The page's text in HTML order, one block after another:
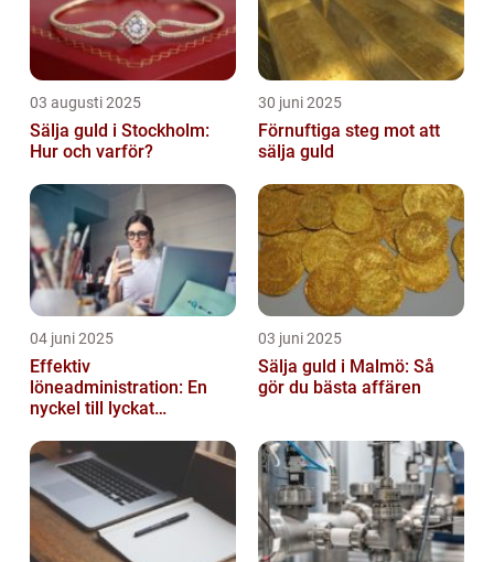
03 augusti 2025
Sälja guld i Stockholm:
Hur och varför?
30 juni 2025
Förnuftiga steg mot att
sälja guld
04 juni 2025
Effektiv
löneadministration: En
nyckel till lyckat
03 juni 2025
Sälja guld i Malmö: Så
gör du bästa affären